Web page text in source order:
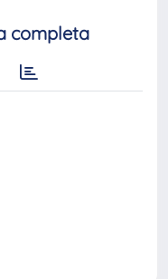
completa